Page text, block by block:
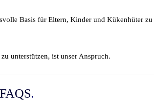
Basis für Eltern, Kinder und Kükenhüter zu
unterstützen, ist unser Anspruch.
FAQS.